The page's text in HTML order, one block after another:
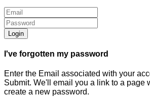
Login
I've forgotten my password
Enter the Email associated with your
Submit. We'll email you a link to a page
create a new password.